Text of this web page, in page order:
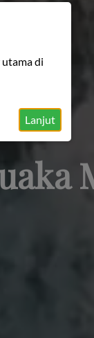
di
Lanjut